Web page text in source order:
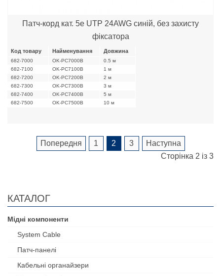
Патч-корд кат. 5е UTP 24AWG синій, без захисту
фіксатора
Код товару Найменування Довжина
682-7000 OK-PC7000B
0.5 м
682-7100
OK-PC7100B
1 м
682-7200
OK-PC7200B
2 м
682-7300
OK-PC7300B
3 м
682-7400
OK-PC7400B
5 м
682-7500
OK-PC7500B 10 м
Попередня 1 2 3
Наступна
Сторінка 2 із 3
КАТАЛОГ
Мідні компоненти
System Cable
Патч-панелі
Кабельні органайзери